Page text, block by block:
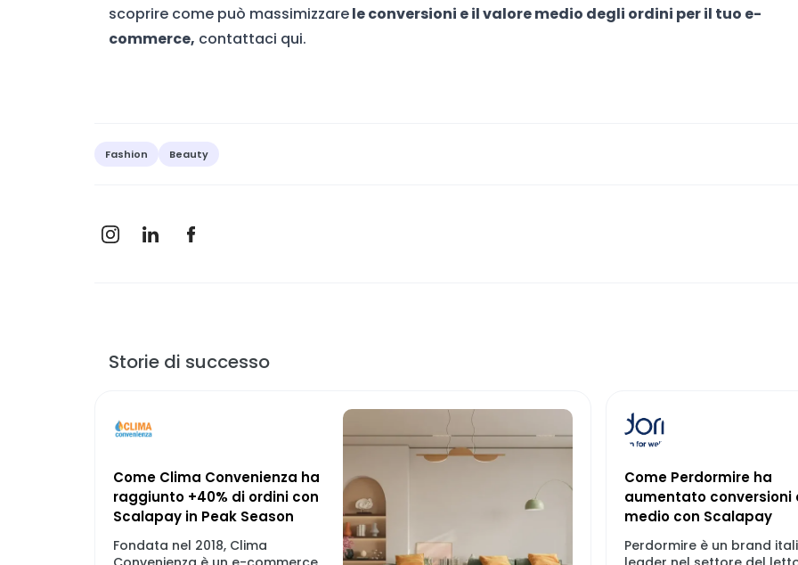
scoprire come può massimizzarele conversioni e il valore medio degli ordini per il tuo e-
commerce, contattaci qui.
Fashion Beauty
Storie di successo
Come Clima Convenienza ha
raggiunto +40% di ordini con
Scalapay in Peak Season
Fondata nel 2018, Clima
Come Perdormire ha
aumentato conversioni
medio con Scalapay
Perdormire è un brand